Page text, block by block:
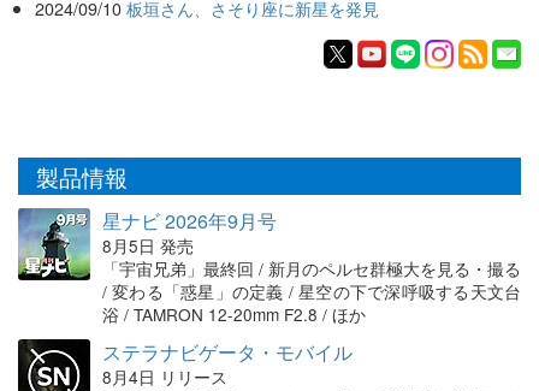
2024/09/10 板垣さん、さそり座に新星を発見
製品情報
星ナビ 2026年9月号
8月5日 発売
「宇宙兄弟」最終回 / 新月のペルセ群極大を見る・撮る
/ 変わる「惑星」の定義 / 星空の下で深呼吸する天文台
浴 / TAMRON 12-20mm F2.8 / ほか
ステラナビゲータ・モバイル
8月4日 リリース